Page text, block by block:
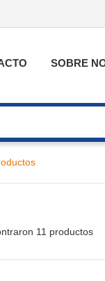
SOBRE
11 productos